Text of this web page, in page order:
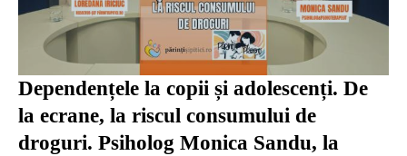
Dependențele la copii și adolescenți. De
la ecrane, la riscul consumului de
droguri. Psiholog Monica Sandu, la